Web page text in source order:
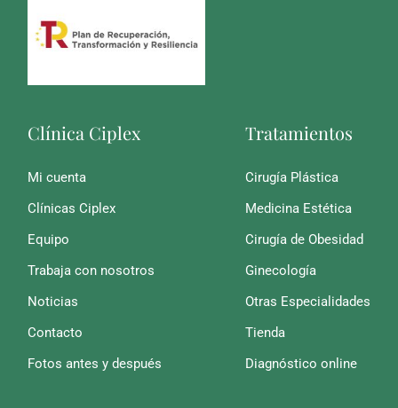
Clínica Ciplex
Mi cuenta
Clínicas Ciplex
Equipo
Trabaja con nosotros
Noticias
Contacto
Fotos antes y después
Tratamientos
Cirugía Plástica
Medicina Estética
Cirugía de Obesidad
Ginecología
Otras Especialidades
Tienda
Diagnóstico online